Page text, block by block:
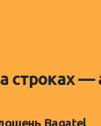
строках
Bagatel